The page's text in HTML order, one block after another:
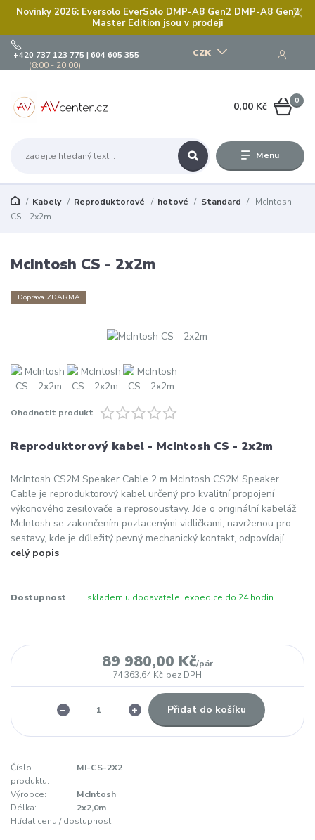
Novinky 2026: Eversolo EverSolo DMP-A8 Gen2 DMP-A8 Gen2
Master Edition jsou v prodeji
Menu
CZK
+420 737 123 775 | 604 605 355
(8:00 - 20:00)
0
0,00 Kč
Kabely Reproduktorové hotové Standard
McIntosh
CS - 2x2m
McIntosh CS - 2x2m
Doprava ZDARMA
Ohodnotit produkt
Reproduktorový kabel - McIntosh CS - 2x2m
McIntosh CS2M Speaker Cable 2 m McIntosh CS2M Speaker
Cable je reproduktorový kabel určený pro kvalitní propojení
výkonového zesilovače a reprosoustavy. Jde o originální kabeláž
McIntosh se zakončením pozlacenými vidličkami, navrženou pro
sestavy, kde je důležitý pevný mechanický kontakt, odpovídají...
celý popis
Dostupnost skladem u dodavatele, expedice do 24 hodin
89 980,00 Kč/pár
74 363,64 Kč bez DPH
Přidat do košíku
Číslo
produktu:
MI-CS-2X2
Výrobce:
McIntosh
Délka:
2x2,0m
Hlídat cenu / dostupnost